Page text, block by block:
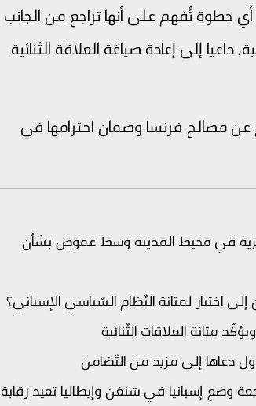
خطوة تُفهم على أنها تراجع من الجانب
إلى إعادة صياغة العلاقة الثنائية
عن مصالح فرنسا وضمان احترامها في
في محيط المدينة وسط غموض بشأن
متانة العلاقات الثّنائية
دعاها إلى مزيد من التّضامن
وضع إسبانيا في شنغن وإيطاليا تعيد رقابة